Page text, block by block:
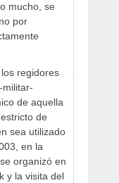
mucho, se
por
regidores
de aquella
de
sea utilizado
en la
organizó en
y la visita del